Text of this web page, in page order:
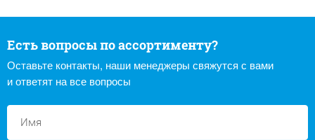
Есть вопросы по ассортименту?
Оставьте контакты, наши менеджеры свяжутся с вами
и ответят на все вопросы